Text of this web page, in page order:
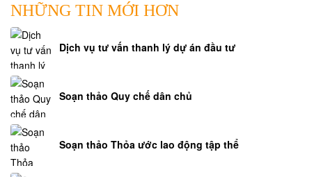
NHỮNG TIN MỚI HƠN
Dịch vụ tư vấn thanh lý dự án đầu tư
Soạn thảo Quy chế dân chủ
Soạn thảo Thỏa ước lao động tập thể